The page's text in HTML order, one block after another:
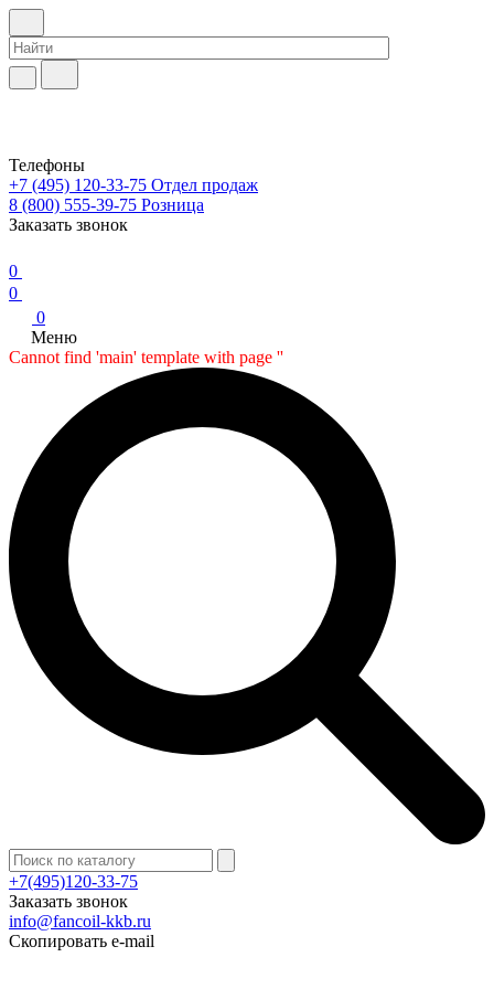
Телефоны
+7 (495) 120-33-75 Отдел продаж
8 (800) 555-39-75 Розница
Заказать звонок
0
0
0
Меню
Cannot find 'main' template with page ''
+7(495)120-33-75
Заказать звонок
info@fancoil-kkb.ru
Скопировать e-mail